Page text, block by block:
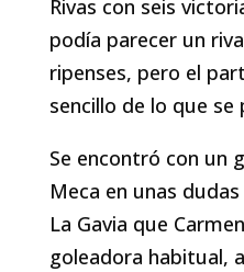
Rivas con seis
podía parecer un
ripenses, pero el
sencillo de lo que se
Se encontró con un
Meca en unas
La Gavia que
goleadora habitual,